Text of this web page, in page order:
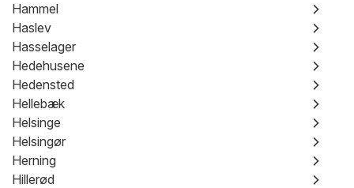
Hammel
Haslev
Hasselager
Hedehusene
Hedensted
Hellebæk
Helsinge
Helsingør
Herning
Hillerød